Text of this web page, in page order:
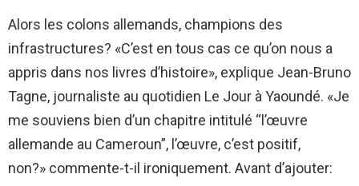
Alors les colons allemands, champions des
infrastructures? «C’est en tous cas ce qu’on nous a
appris dans nos livres d’histoire», explique Jean-Bruno
Tagne, journaliste au quotidien Le Jour à Yaoundé. «Je
me souviens bien d’un chapitre intitulé “l’œuvre
allemande au Cameroun”, l’œuvre, c’est positif,
non?» commente-t-il ironiquement. Avant d’ajouter: